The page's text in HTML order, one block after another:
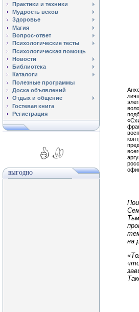
Практики и техники
Мудрость веков
Здоровье
Магия
Вопрос-ответ
Психологические тесты
Психологическая помощь
Новости
Библиотека
Каталоги
Полезные программы
Доска объявлений
Отдых и общение
Гостевая книга
Регистрация
ВЫГОДНО
на